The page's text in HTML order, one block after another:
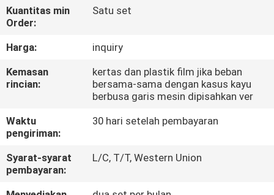
KONTROL
KUALITAS
HUBUNGI
KAMI
PERMINTAAN
PENAWARAN
Kuantitas min
Order:
Satu set
Harga:
inquiry
Kemasan
rincian:
kertas dan plastik film jika beban
bersama-sama dengan kasus kayu
berbusa garis mesin dipisahkan ver
Waktu
pengiriman:
30 hari setelah pembayaran
Syarat-syarat
pembayaran:
L/C, T/T, Western Union